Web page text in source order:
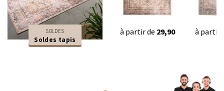
SOLDES
Soldes tapis
à partir de 29,90 à partir